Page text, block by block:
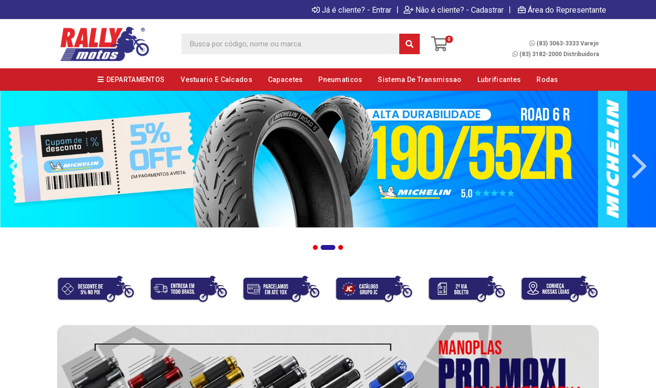
Já é cliente? - Entrar | Não é cliente? - Cadastrar | Área do Representante
0
(83) 3063-3333 Varejo
(83) 3182-2000 Distribuidora
DEPARTAMENTOS Vestuario E Calcados Capacetes Pneumaticos Sistema De Transmissao Lubrificantes Rodas